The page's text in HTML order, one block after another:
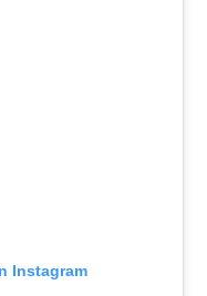
Instagram